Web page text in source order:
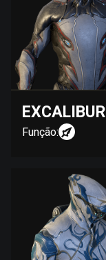
EXCALIBUR
Função: